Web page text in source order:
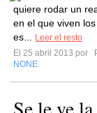
quiere rodar un
en el que viven
es...
Leer el resto
El 25 abril 2013 por
NONE